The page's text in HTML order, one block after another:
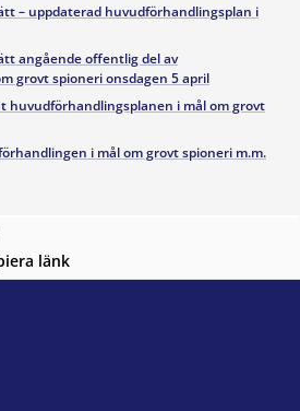
länk
– uppdaterad huvudförhandlingsplan i
angående offentlig del av
grovt spioneri onsdagen 5 april
huvudförhandlingsplanen i mål om grovt
i mål om grovt spioneri m.m.